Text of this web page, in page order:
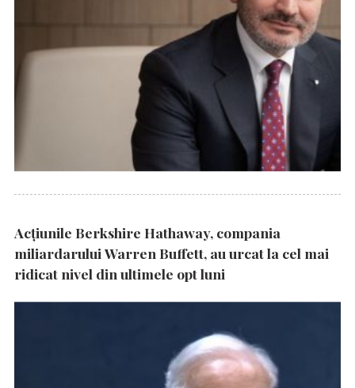
Acțiunile Berkshire Hathaway, compania
miliardarului Warren Buffett, au urcat la cel mai
ridicat nivel din ultimele opt luni